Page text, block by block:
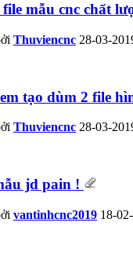
mẫu cnc chất
Thuviencnc 28-03-
tạo dùm 2 file
Thuviencnc 28-03-
jd pain !
vantinhcnc2019 18-